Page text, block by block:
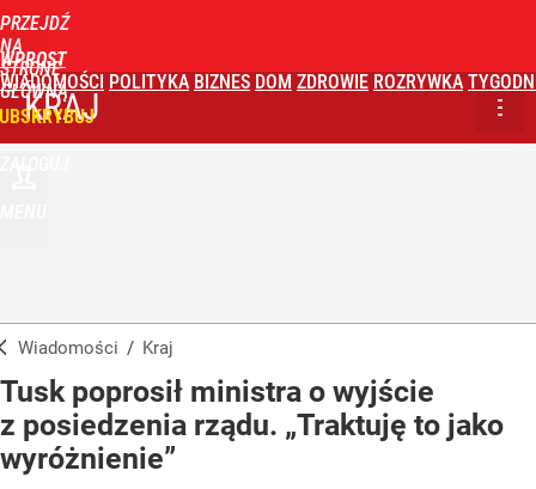
PRZEJDŹ
NA
STRONĘ
GŁÓWNĄ
WPROST
WIADOMOŚCI POLITYKA BIZNES DOM ZDROWIE ROZRYWKA
KRAJ
Wiadomości / Kraj
Tusk poprosił ministra o wyjście
z posiedzenia rządu. „Traktuję to jako
wyróżnienie”